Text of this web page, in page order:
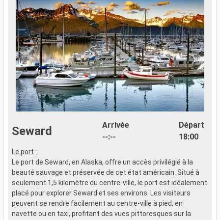
Seward
Arrivée
--:--
Départ
18:00
Le port :
Le port de Seward, en Alaska, offre un accès privilégié à la
beauté sauvage et préservée de cet état américain. Situé à
seulement 1,5 kilomètre du centre-ville, le port est idéalement
placé pour explorer Seward et ses environs. Les visiteurs
peuvent se rendre facilement au centre-ville à pied, en
navette ou en taxi, profitant des vues pittoresques sur la